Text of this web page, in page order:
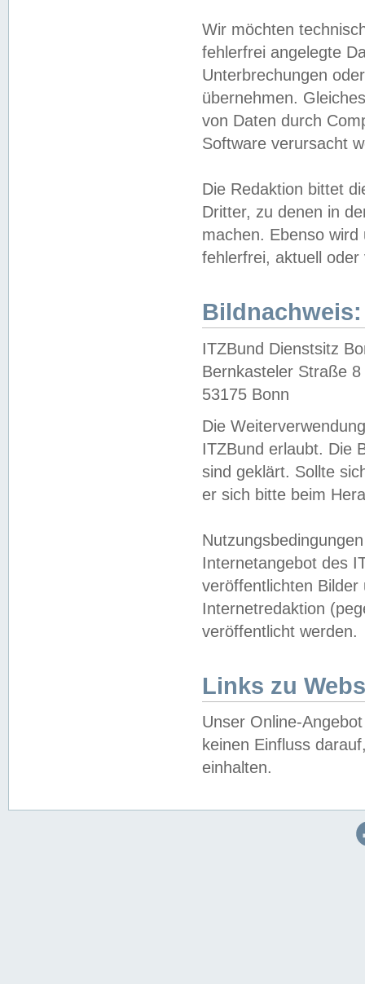
Wir möchten
fehlerfrei angelegte
Unterbrechungen
übernehmen.
von Daten durch
Software verursacht
Die Redaktion bittet
Dritter, zu denen in
machen. Ebenso
fehlerfrei, aktuell oder
Bildnachweis:
ITZBund Dienstsitz
Bernkasteler Straße 8
53175 Bonn
Die
ITZBund erlaubt. Die
sind geklärt. Sollte
er sich bitte beim
Internetangebot des
veröffentlichten
Internetredaktion
veröffentlicht werden.
Links zu
Unser Online-
keinen Einfluss
einhalten.